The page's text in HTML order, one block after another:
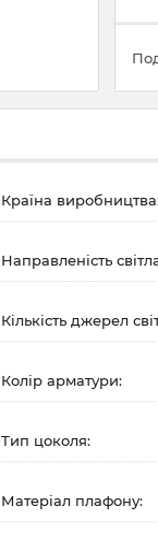
Країна
Направленість
Кількість джерел
Колір арматури:
Тип цоколя:
Матеріал плафону: